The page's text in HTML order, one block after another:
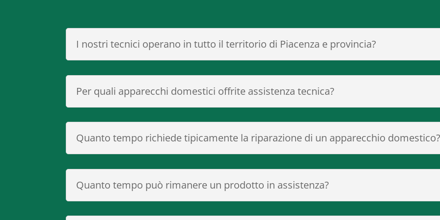
I nostri tecnici operano in tutto il territorio di Piacenza e provincia?
Per quali apparecchi domestici offrite assistenza tecnica?
Quanto tempo richiede tipicamente la riparazione di un apparecchio
Quanto tempo può rimanere un prodotto in assistenza?